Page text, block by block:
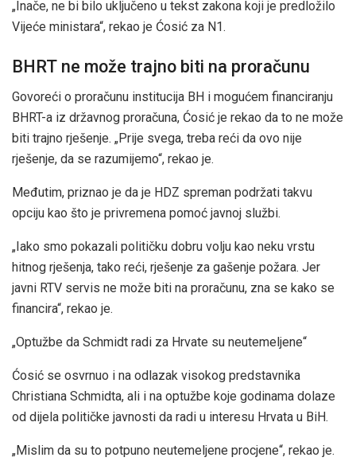
„Inače, ne bi bilo uključeno u tekst zakona koji je predložilo
Vijeće ministara“, rekao je Ćosić za N1.
BHRT ne može trajno biti na proračunu
Govoreći o proračunu institucija BH i mogućem financiranju
BHRT-a iz državnog proračuna, Ćosić je rekao da to ne može
biti trajno rješenje. „Prije svega, treba reći da ovo nije
rješenje, da se razumijemo“, rekao je.
Međutim, priznao je da je HDZ spreman podržati takvu
opciju kao što je privremena pomoć javnoj službi.
„Iako smo pokazali političku dobru volju kao neku vrstu
hitnog rješenja, tako reći, rješenje za gašenje požara. Jer
javni RTV servis ne može biti na proračunu, zna se kako se
financira“, rekao je.
„Optužbe da Schmidt radi za Hrvate su neutemeljene“
Ćosić se osvrnuo i na odlazak visokog predstavnika
Christiana Schmidta, ali i na optužbe koje godinama dolaze
od dijela političke javnosti da radi u interesu Hrvata u BiH.
„Mislim da su to potpuno neutemeljene procjene“, rekao je.